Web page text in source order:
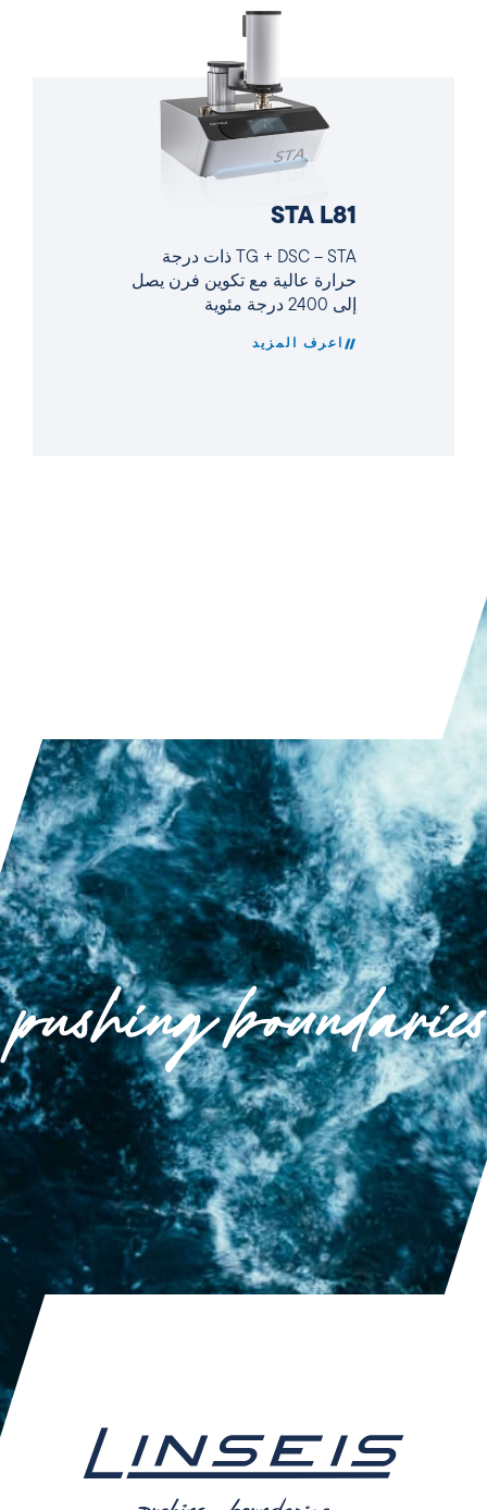
STA L81
TG + DSC – STA ذات درجة
حرارة عالية مع تكوين فرن يصل
إلى 2400 درجة مئوية
اعرف المزيد